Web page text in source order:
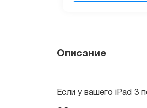
Описание
плотно проклеено по
мастера AppleFix